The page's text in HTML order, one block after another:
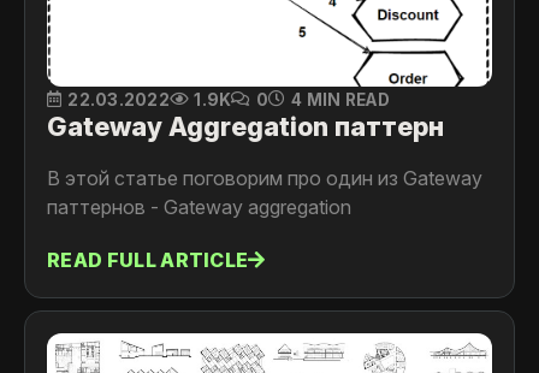
22.03.2022 1.9K 0 4 MIN READ
Gateway Aggregation паттерн
В этой статье поговорим про один из Gateway
паттернов - Gateway aggregation
READ FULL ARTICLE